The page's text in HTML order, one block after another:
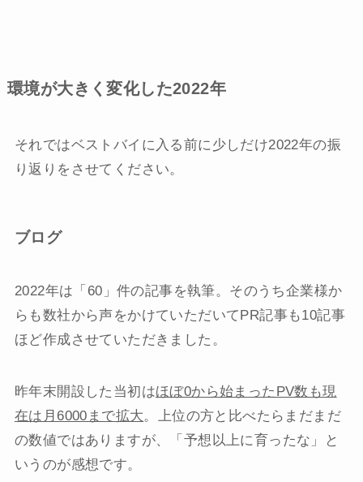
環境が大きく変化した2022年
それではベストバイに入る前に少しだけ2022年の振
り返りをさせてください。
ブログ
2022年は「60」件の記事を執筆。そのうち企業様か
らも数社から声をかけていただいてPR記事も10記事
ほど作成させていただきました。
昨年末開設した当初はほぼ0から始まったPV数も現
在は月6000まで拡大。上位の方と比べたらまだまだ
の数値ではありますが、「予想以上に育ったな」と
いうのが感想です。